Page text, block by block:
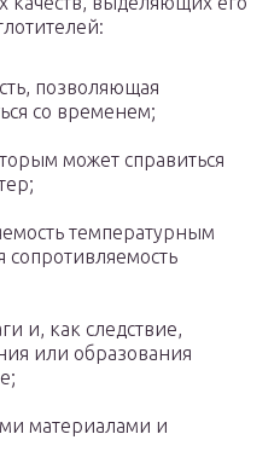
позволяющая
со временем;
может справиться
температурным
и, как следствие,
или образования
материалами и